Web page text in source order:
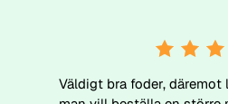
Väldigt bra foder,